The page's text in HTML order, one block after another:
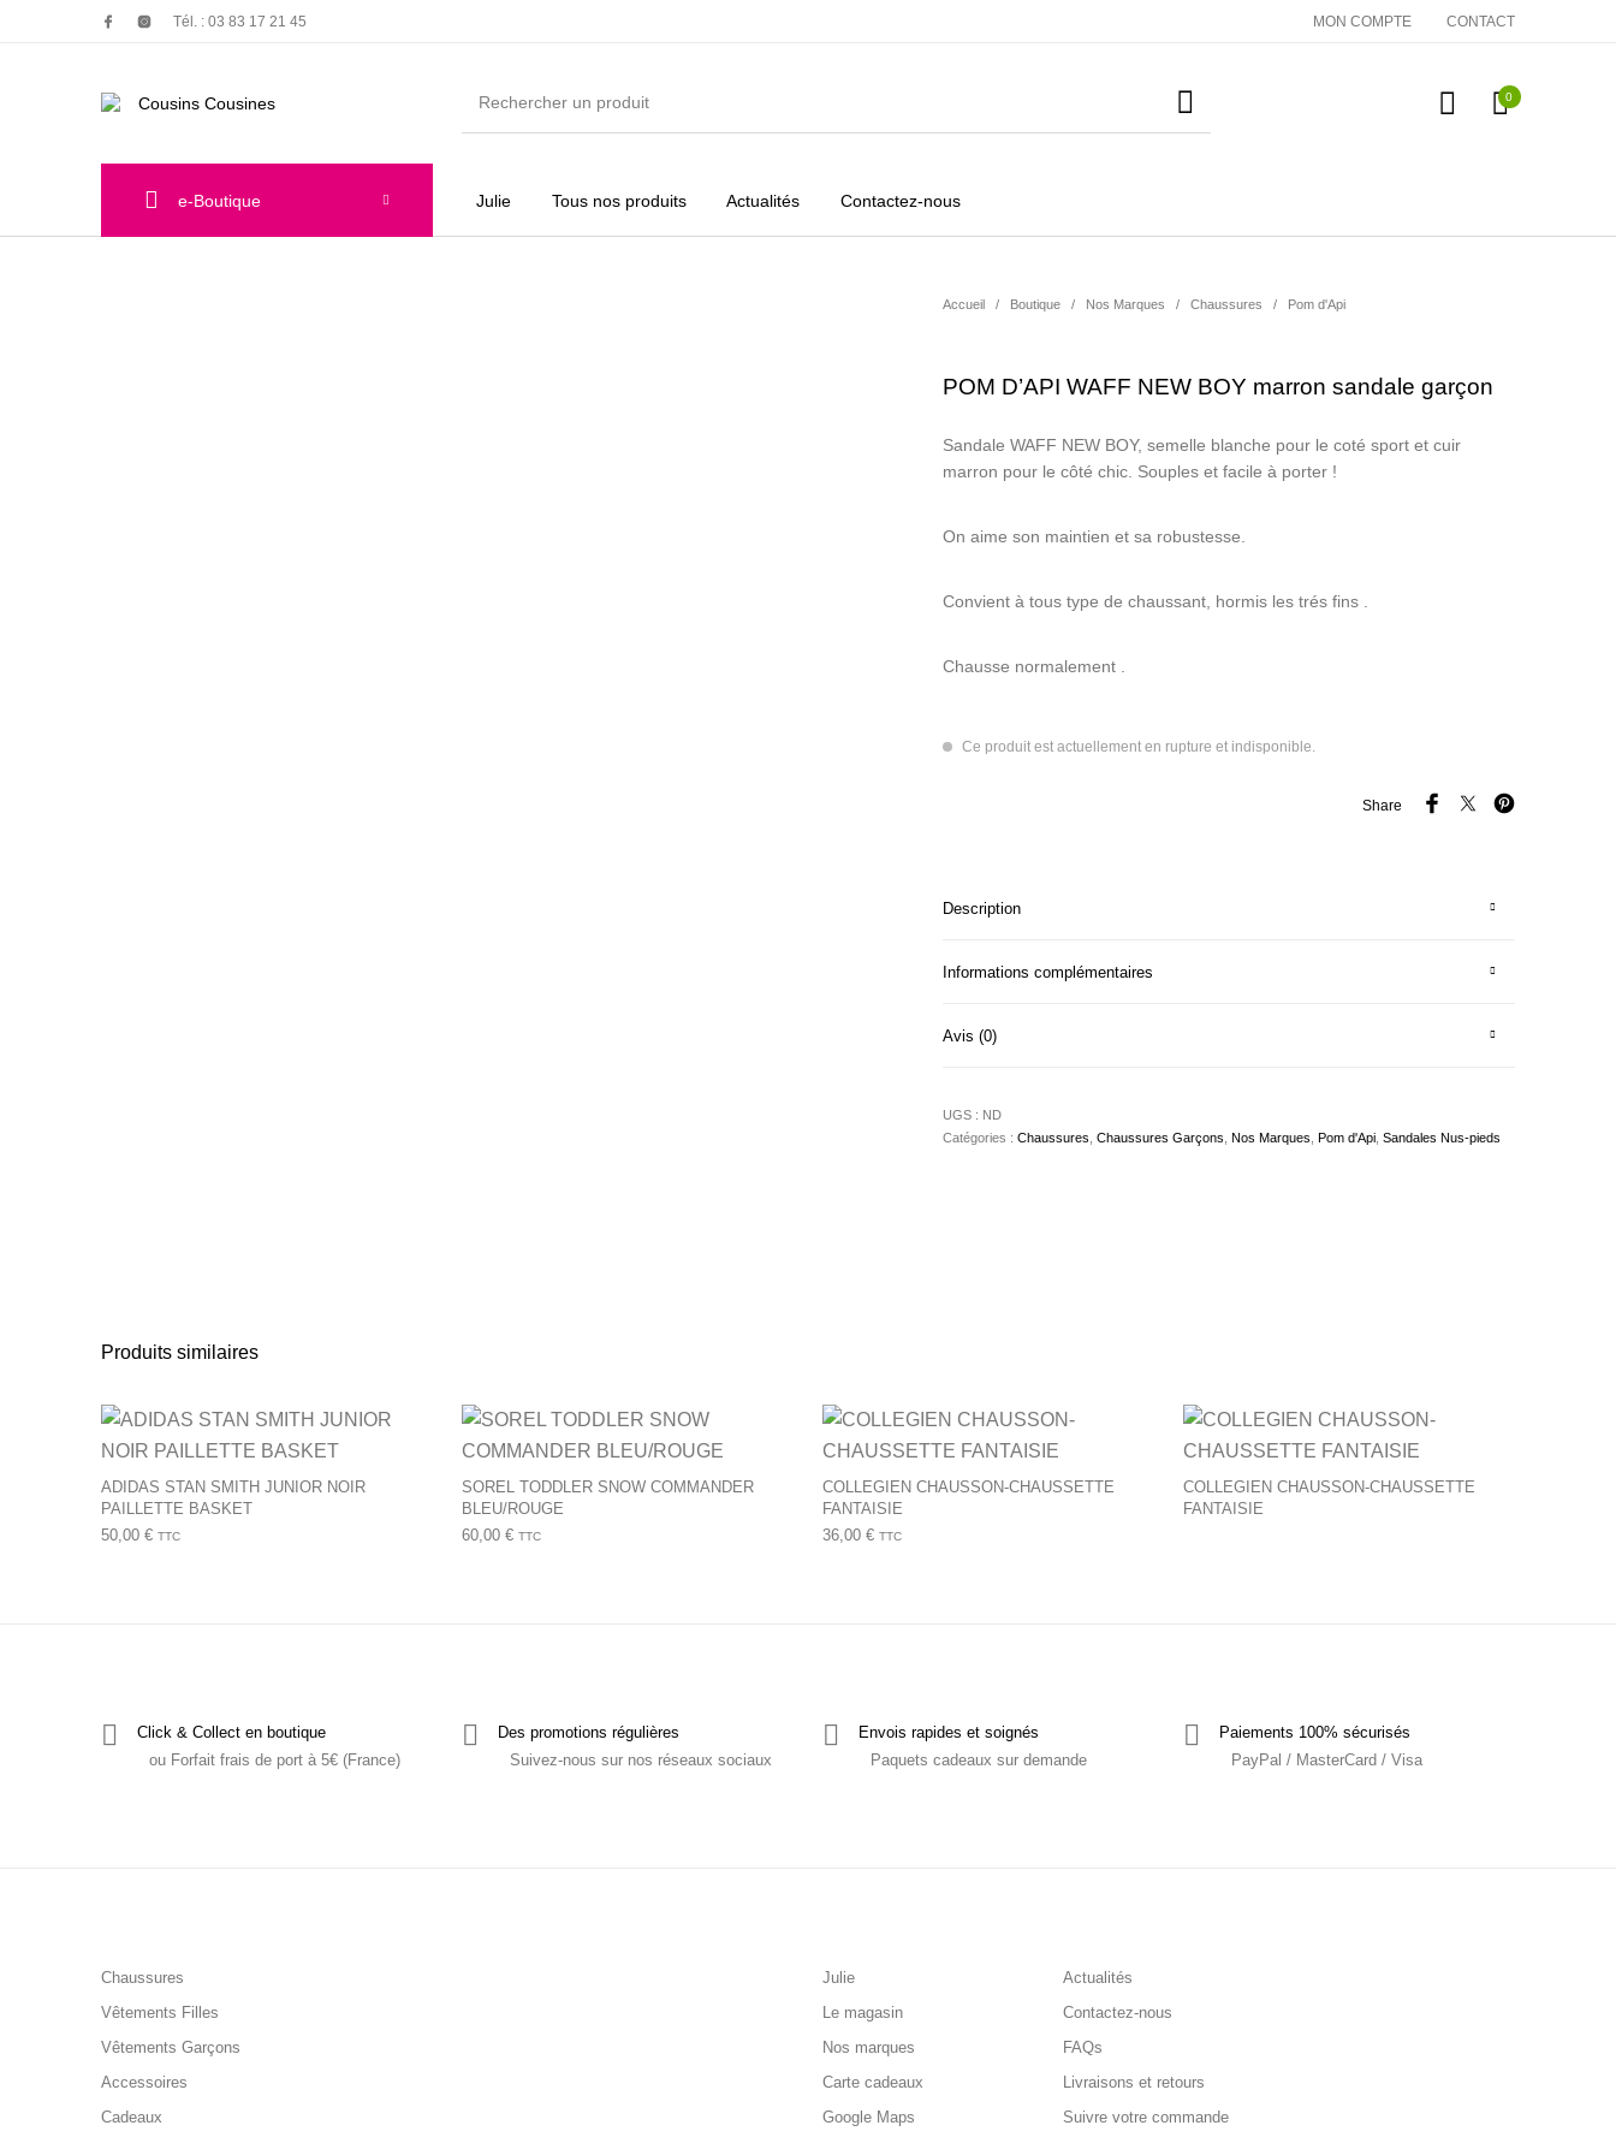
Tél. : 03 83 17 21 45 MON COMPTE CONTACT
0
Julie Tous nos produits Actualités Contactez-nous
e-Boutique
Accueil / Boutique / Nos Marques / Chaussures / Pom d'Api
POM D’API WAFF NEW BOY marron sandale garçon
Sandale WAFF NEW BOY, semelle blanche pour le coté sport et cuir
marron pour le côté chic. Souples et facile à porter !
On aime son maintien et sa robustesse.
Convient à tous type de chaussant, hormis les trés fins .
Chausse normalement .
Ce produit est actuellement en rupture et indisponible.
Share
Description
Informations complémentaires
Avis (0)
UGS : ND
Catégories : Chaussures Chaussures Garçons Nos Marques Pom d'Api Sandales Nus-pieds
Produits similaires
ADIDAS STAN SMITH JUNIOR NOIR
PAILLETTE BASKET
50,00 € TTC
SOREL TODDLER SNOW COMMANDER
BLEU/ROUGE
60,00 € TTC
COLLEGIEN CHAUSSON-CHAUSSETTE
FANTAISIE
36,00 € TTC
COLLEGIEN CHAUSSON-CHAUSSETTE
FANTAISIE
Click & Collect en boutique
ou Forfait frais de port à 5€ (France)
Des promotions régulières
Suivez-nous sur nos réseaux sociaux
Envois rapides et soignés
Paquets cadeaux sur demande
Paiements 100% sécurisés
PayPal / MasterCard / Visa
Chaussures
Vêtements Filles
Vêtements Garçons
Accessoires
Cadeaux
Julie
Le magasin
Nos marques
Carte cadeaux
Google Maps
Actualités
Contactez-nous
FAQs
Livraisons et retours
Suivre votre commande